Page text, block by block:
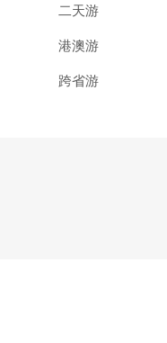
二天游
港澳游
跨省游